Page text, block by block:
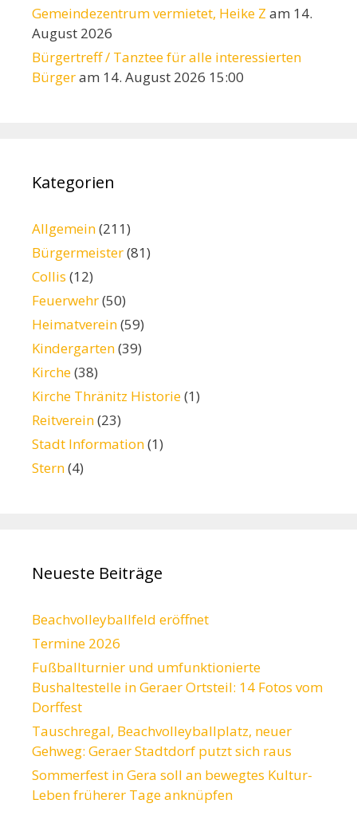
Gemeindezentrum vermietet, Heike Z am 14.
August 2026
Bürgertreff / Tanztee für alle interessierten
Bürgeram 14. August 2026 15:00
Kategorien
Allgemein(211)
Bürgermeister(81)
Collis (12)
Feuerwehr(50)
Heimatverein(59)
Kindergarten(39)
Kirche(38)
Kirche Thränitz Historie(1)
Reitverein(23)
Stadt Information(1)
Stern(4)
Neueste Beiträge
Beachvolleyballfeld eröffnet
Termine 2026
Fußballturnier und umfunktionierte
Bushaltestelle in Geraer Ortsteil: 14 Fotos vom
Dorffest
Tauschregal, Beachvolleyballplatz, neuer
Gehweg: Geraer Stadtdorf putzt sich raus
Sommerfest in Gera soll an bewegtes Kultur-
Leben früherer Tage anknüpfen